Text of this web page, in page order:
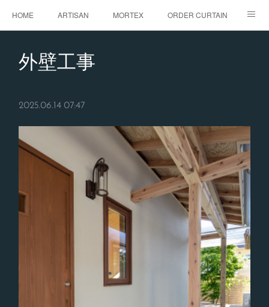
HOME ARTISAN MORTEX ORDER CURTAIN
外壁工事
2025.06.14 07:47